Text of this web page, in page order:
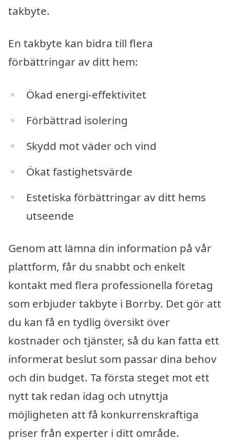
takbyte.
En takbyte kan bidra till flera
förbättringar av ditt hem:
Ökad energi-effektivitet
Förbättrad isolering
Skydd mot väder och vind
Ökat fastighetsvärde
Estetiska förbättringar av ditt hems
utseende
Genom att lämna din information på vår
plattform, får du snabbt och enkelt
kontakt med flera professionella företag
som erbjuder takbyte i Borrby. Det gör att
du kan få en tydlig översikt över
kostnader och tjänster, så du kan fatta ett
informerat beslut som passar dina behov
och din budget. Ta första steget mot ett
nytt tak redan idag och utnyttja
möjligheten att få konkurrenskraftiga
priser från experter i ditt område.